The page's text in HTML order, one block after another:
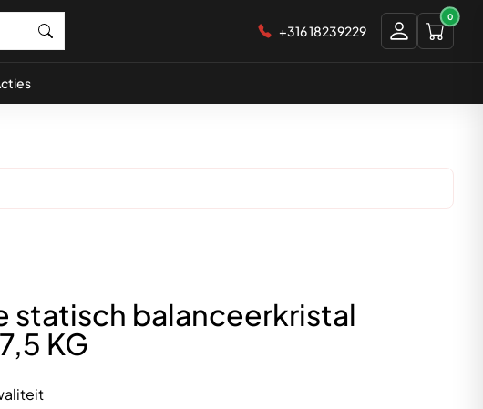
+316 18239229
0
statisch balanceerkristal
KG